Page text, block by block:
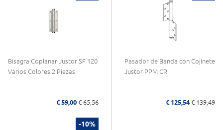
Bisagra Coplanar Justor SF 120
Varios Colores 2 Piezas
€ 59,00 € 65,56
Pasador de Banda con Cojinete
Justor PPM CR
€ 125,54 € 139,49
-10%